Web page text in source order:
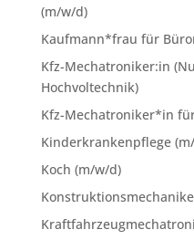
(m/w/d)
Kaufmann*frau für
Kfz-Mechatroniker:in
Hochvoltechnik)
Kfz-Mechatroniker*in
Kinderkrankenpflege
Koch (m/w/d)